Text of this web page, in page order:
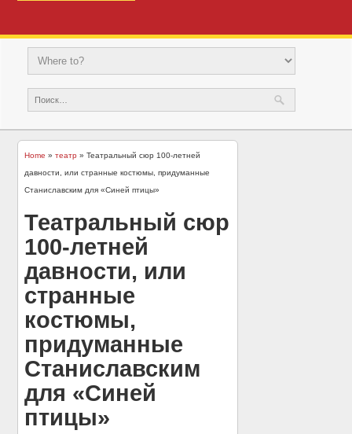
Home »театр » Театральный сюр 100-летней
давности, или странные костюмы, придуманные
Станиславским для «Синей птицы»
Театральный сюр
100-летней
давности, или
странные
костюмы,
придуманные
Станиславским
для «Синей
птицы»